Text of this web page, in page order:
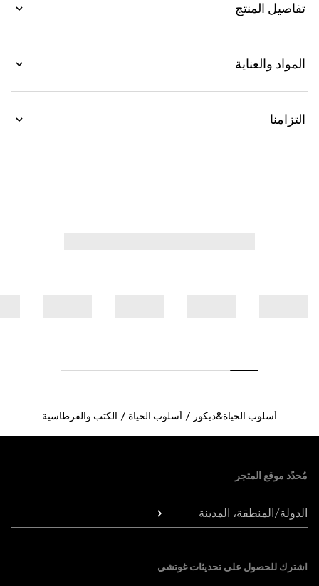
المعدنية.
تفاصيل المنتج
المواد والعناية
التزامنا
أسلوب الحياة&ديكور أسلوب الحياة الكتب والقرطاسية
مُحدّد موقع المتجر
الدولة/المنطقة، المدينة
اشترك للحصول على تحديثات غوتشي